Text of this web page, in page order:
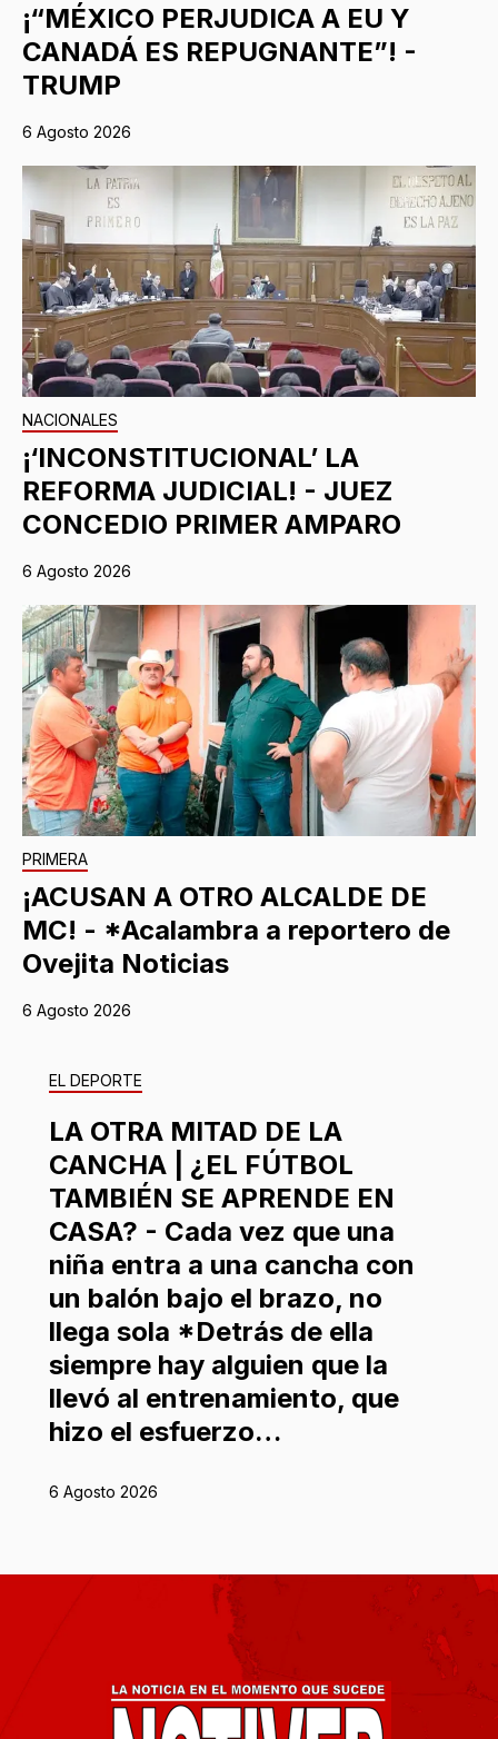
¡“MÉXICO PERJUDICA A EU Y
CANADÁ ES REPUGNANTE”! -
TRUMP
6 Agosto 2026
NACIONALES
¡‘INCONSTITUCIONAL’ LA
REFORMA JUDICIAL! - JUEZ
CONCEDIO PRIMER AMPARO
6 Agosto 2026
PRIMERA
¡ACUSAN A OTRO ALCALDE DE
MC! - *Acalambra a reportero de
Ovejita Noticias
6 Agosto 2026
EL DEPORTE
LA OTRA MITAD DE LA
CANCHA | ¿EL FÚTBOL
TAMBIÉN SE APRENDE EN
CASA? - Cada vez que una
niña entra a una cancha con
un balón bajo el brazo, no
llega sola *Detrás de ella
siempre hay alguien que la
llevó al entrenamiento, que
hizo el esfuerzo…
6 Agosto 2026